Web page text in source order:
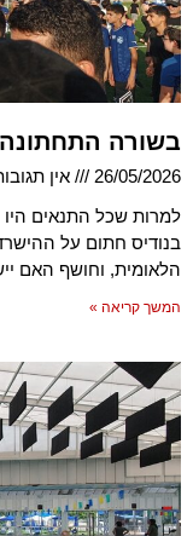
בשורה
26/05/2026
אין
למרות שכל התנאים היו
בנודיס חתום על
הלאומית, וחושף האם
המשך קריאה »